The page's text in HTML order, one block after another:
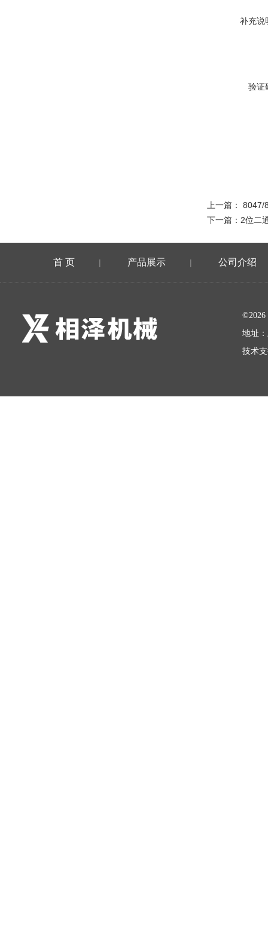
补充说
验证
上一篇： 8047/
下一篇： 2位二
首 页 | 产品展示 | 公司介绍
地址
技术